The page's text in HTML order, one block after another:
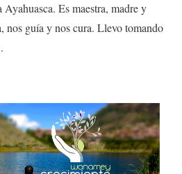
Es maestra, madre y
nos guía y nos cura. Llevo tomando